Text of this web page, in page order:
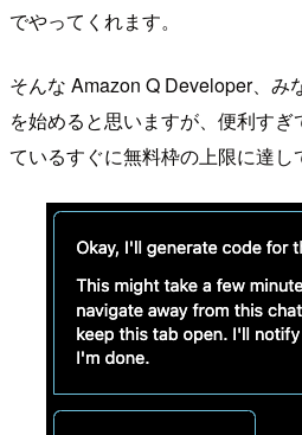
でやってくれます。
そんな Amazon Q Developer、み
を始めると思いますが、便利すぎ
ているすぐに無料枠の上限に達し